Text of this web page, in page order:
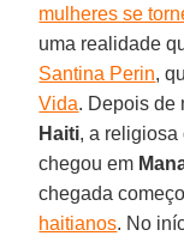
mulheres se
uma realidade
Santina Perin,
Vida. Depois de
Haiti, a religiosa
chegou em
chegada
haitianos. No